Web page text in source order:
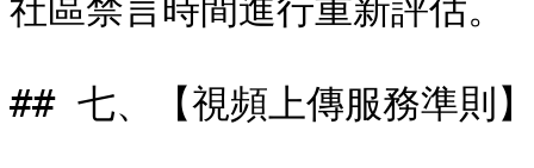
社區禁言時間進行重新評估。
## 七、【視頻上傳服務準則】